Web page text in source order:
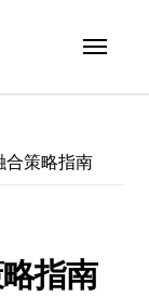
合策略指南
指南